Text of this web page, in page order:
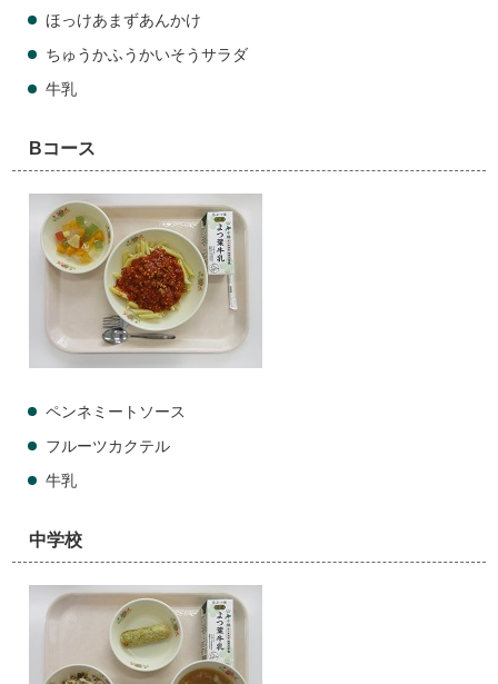
ほっけあまずあんかけ
ちゅうかふうかいそうサラダ
牛乳
Bコース
ペンネミートソース
フルーツカクテル
牛乳
中学校